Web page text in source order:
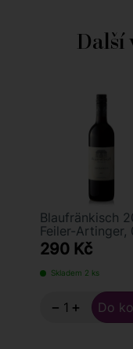
Další
Blaufränkisch
Feiler-Artinger,
290 Kč
Skladem 2 ks
− +